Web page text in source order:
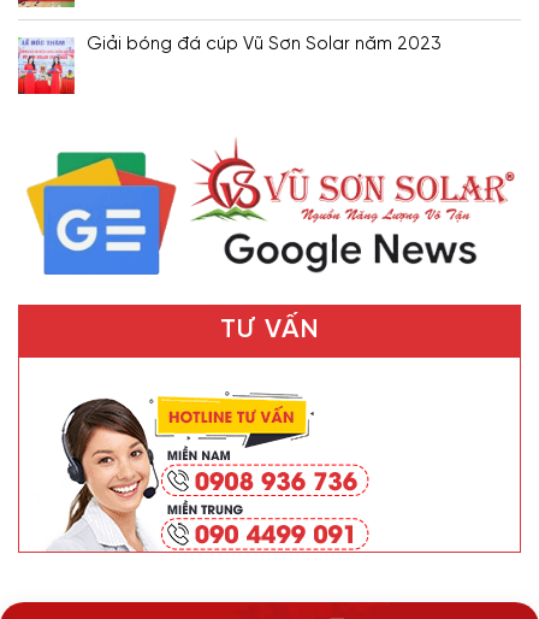
Giải bóng đá cúp Vũ Sơn Solar năm 2023
TƯ VẤN